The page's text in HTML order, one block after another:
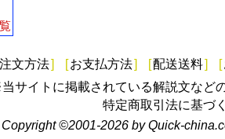
文方法] [お支払方法] [配送送料] [
サイトに掲載されている解説文など
特定商取引法に基づ
Copyright ©2001-2026 by Quick-